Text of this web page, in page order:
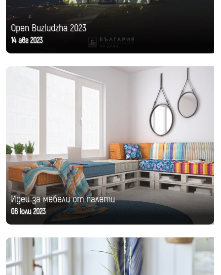
Open Buzludzha 2023
14 авг 2023
Идеи за мебели от палети
06 юли 2023